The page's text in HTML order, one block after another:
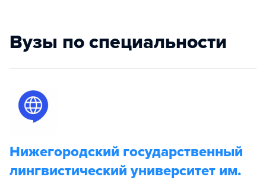
Вузы по специальности
Нижегородский государственный
лингвистический университет им.